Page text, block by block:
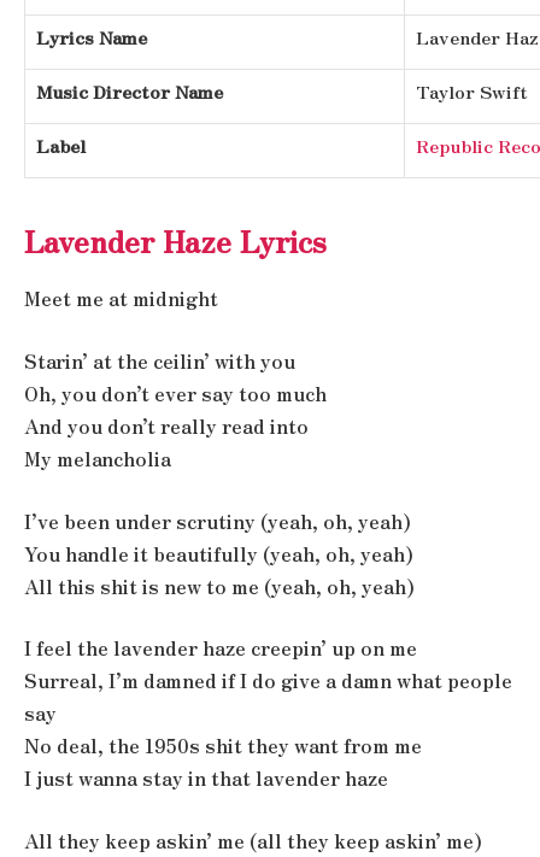
Lyrics Name Lavender
Music Director Name Taylor Swift
Label Republic
Lavender Haze Lyrics
Meet me at midnight
Starin’ at the ceilin’ with you
Oh, you don’t ever say too much
And you don’t really read into
My melancholia
I’ve been under scrutiny (yeah, oh, yeah)
You handle it beautifully (yeah, oh, yeah)
All this shit is new to me (yeah, oh, yeah)
I feel the lavender haze creepin’ up on me
Surreal, I’m damned if I do give a damn what people
say
No deal, the 1950s shit they want from me
I just wanna stay in that lavender haze
All they keep askin’ me (all they keep askin’ me)